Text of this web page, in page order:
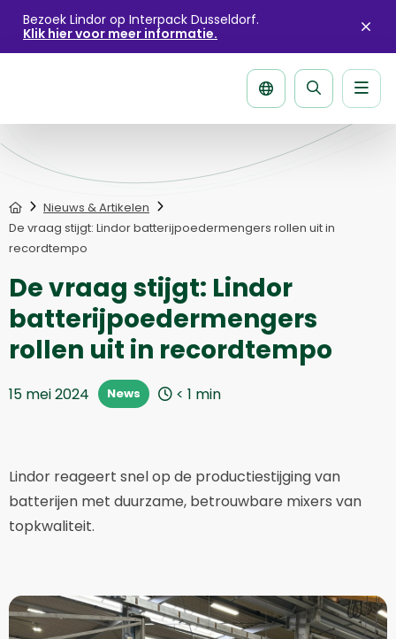
Bezoek Lindor op Interpack Dusseldorf.
Klik hier voor meer informatie.
Zoek
HomeNieuws & Artikelen
De vraag stijgt: Lindor batterijpoedermengers rollen uit in
recordtempo
De vraag stijgt: Lindor
batterijpoedermengers
rollen uit in recordtempo
15 mei 2024 News < 1 min
Lindor reageert snel op de productiestijging van
batterijen met duurzame, betrouwbare mixers van
topkwaliteit.